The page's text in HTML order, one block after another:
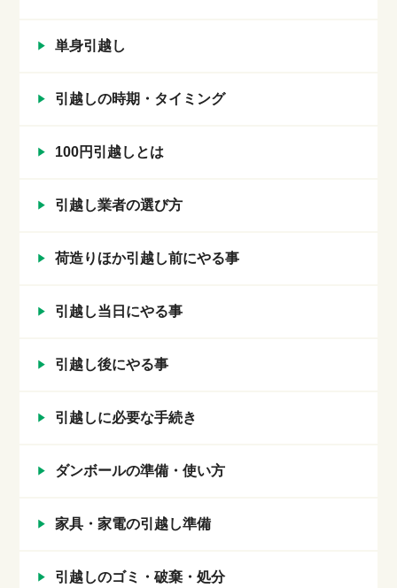
単身引越し
引越しの時期・タイミング
100円引越しとは
引越し業者の選び方
荷造りほか引越し前にやる事
引越し当日にやる事
引越し後にやる事
引越しに必要な手続き
ダンボールの準備・使い方
家具・家電の引越し準備
引越しのゴミ・破棄・処分